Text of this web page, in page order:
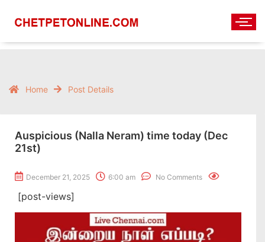
Home Post Details
Auspicious (Nalla Neram) time today (Dec
21st)
December 21, 2025 6:00 am No Comments
[post-views]